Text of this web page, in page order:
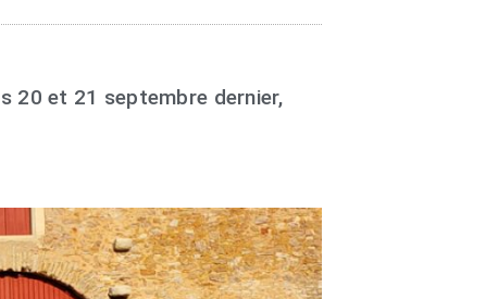
20 et 21 septembre dernier,